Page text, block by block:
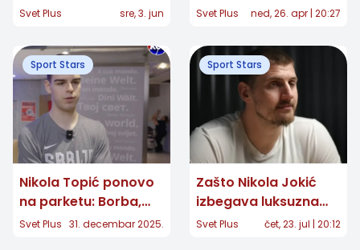
Rokvić i Enis Bešlagić
pozadinu susreta u
Sarajevu
Svet Plus sre, 3. jun
pod "lupom" sukoba
Svet Plus ned, 26. apr | 20:27
Sport Stars
Nikola Topić ponovo
na parketu: Borba,
snaga i povratak
Svet Plus 31. decembar 2025.
Sport Stars
Zašto Nikola Jokić
izbegava luksuzna
letovališta? Njegov
Svet Plus čet, 23. jul | 20:12